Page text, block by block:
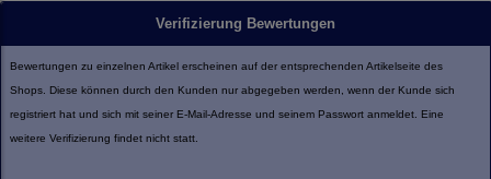
Verifizierung Bewertungen
Bewertungen zu einzelnen Artikel erscheinen auf der entsprechenden Artikelseite des
Shops. Diese können durch den Kunden nur abgegeben werden, wenn der Kunde sich
registriert hat und sich mit seiner E-Mail-Adresse und seinem Passwort anmeldet. Eine
weitere Verifizierung findet nicht statt.